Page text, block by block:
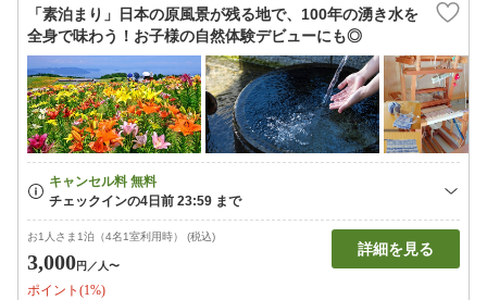
「素泊まり」日本の原風景が残る地で、100年の湧き水を
全身で味わう！お子様の自然体験デビューにも◎
お1人さま1泊（4名1室利用時） (税込)
3,000円 ／人〜
ポイント(1%)
詳細を見る